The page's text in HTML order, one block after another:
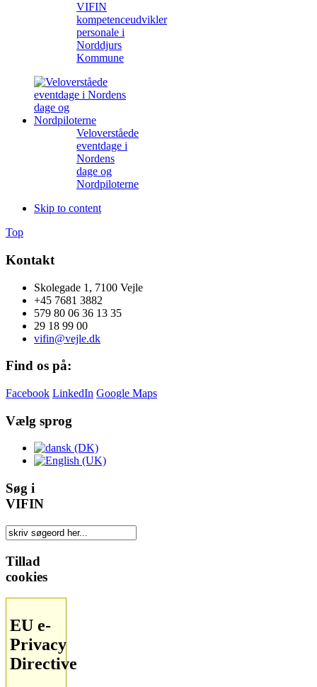
VIFIN
kompetenceudvikler
personale i
Norddjurs
Kommune
Veloverståede
eventdage i
Nordens
dage og
Nordpiloterne
Skip to content
Top
Kontakt
Skolegade 1, 7100 Vejle
+45 7681 3882
579 80 06 36 13 35
29 18 99 00
vifin@vejle.dk
Find os på:
Facebook LinkedIn Google Maps
Vælg sprog
Søg i
VIFIN
Tillad
cookies
EU e-
Privacy
Directive